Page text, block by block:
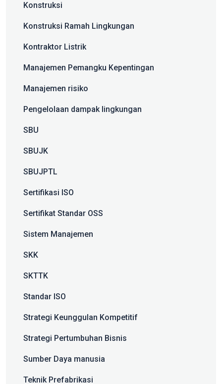
Konstruksi
Konstruksi Ramah Lingkungan
Kontraktor Listrik
Manajemen Pemangku Kepentingan
Manajemen risiko
Pengelolaan dampak lingkungan
SBU
SBUJK
SBUJPTL
Sertifikasi ISO
Sertifikat Standar OSS
Sistem Manajemen
SKK
SKTTK
Standar ISO
Strategi Keunggulan Kompetitif
Strategi Pertumbuhan Bisnis
Sumber Daya manusia
Teknik Prefabrikasi